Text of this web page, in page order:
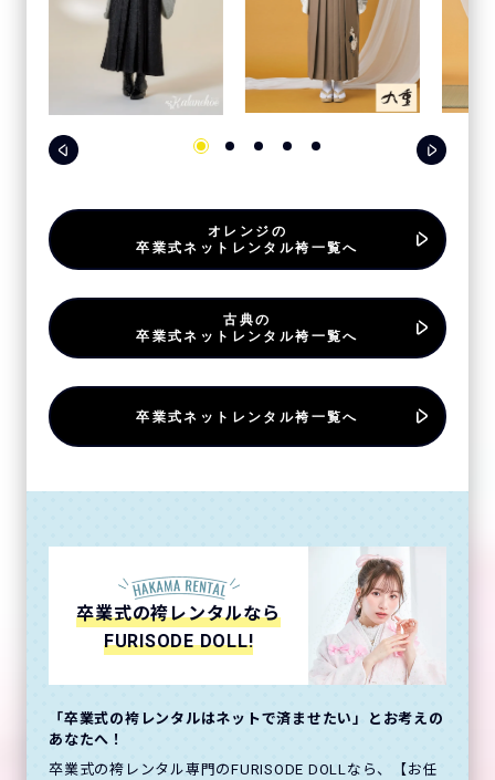
オレンジの
卒業式ネットレンタル袴一覧へ
古典の
卒業式ネットレンタル袴一覧へ
卒業式ネットレンタル袴一覧へ
卒業式の袴レンタルなら
FURISODE DOLL!
「卒業式の袴レンタルはネットで済ませたい」とお考えの
あなたへ！
卒業式の袴レンタル専門のFURISODE DOLLなら、【お任